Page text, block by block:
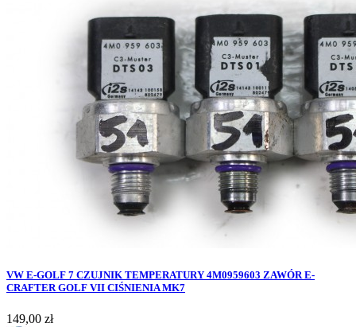
VW E-GOLF 7 CZUJNIK TEMPERATURY 4M0959603 ZAWÓR E-
CRAFTER GOLF VII CIŚNIENIA MK7
Cena
149,00 zł